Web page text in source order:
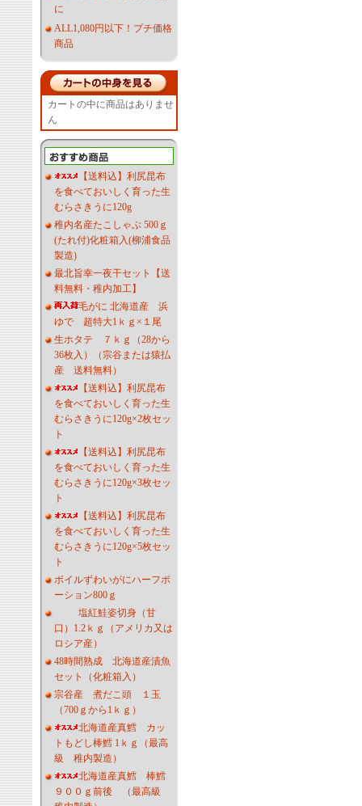
に
ALL1,080円以下！プチ価格
商品
カートの中に商品はありませ
ん
【送料込】利尻昆布
を食べておいしく育った生
むらさきうに120g
稚内名産たこしゃぶ 500ｇ
(たれ付)化粧箱入(柳浦食品
製造)
最北旨幸一夜干セット【送
料無料・稚内加工】
毛がに 北海道産 浜
ゆで 超特大1ｋｇ×１尾
生ホタテ ７ｋｇ（28から
36枚入）（宗谷または猿払
産 送料無料）
【送料込】利尻昆布
を食べておいしく育った生
むらさきうに120g×2枚セッ
ト
【送料込】利尻昆布
を食べておいしく育った生
むらさきうに120g×3枚セッ
ト
【送料込】利尻昆布
を食べておいしく育った生
むらさきうに120g×5枚セッ
ト
ボイルずわいがにハーフポ
ーション800ｇ
塩紅鮭姿切身（甘
口）1.2ｋｇ（アメリカ又は
ロシア産）
48時間熟成 北海道産漬魚
セット（化粧箱入）
宗谷産 煮だこ頭 １玉
（700ｇから1ｋｇ）
北海道産真鱈 カッ
トもどし棒鱈 1ｋｇ（最高
級 稚内製造）
北海道産真鱈 棒鱈
９００ｇ前後 （最高級